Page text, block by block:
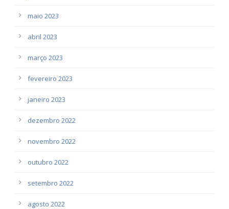
maio 2023
abril 2023
março 2023
fevereiro 2023
janeiro 2023
dezembro 2022
novembro 2022
outubro 2022
setembro 2022
agosto 2022